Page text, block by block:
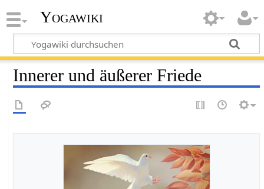
Yogawiki
Innerer und äußerer Friede